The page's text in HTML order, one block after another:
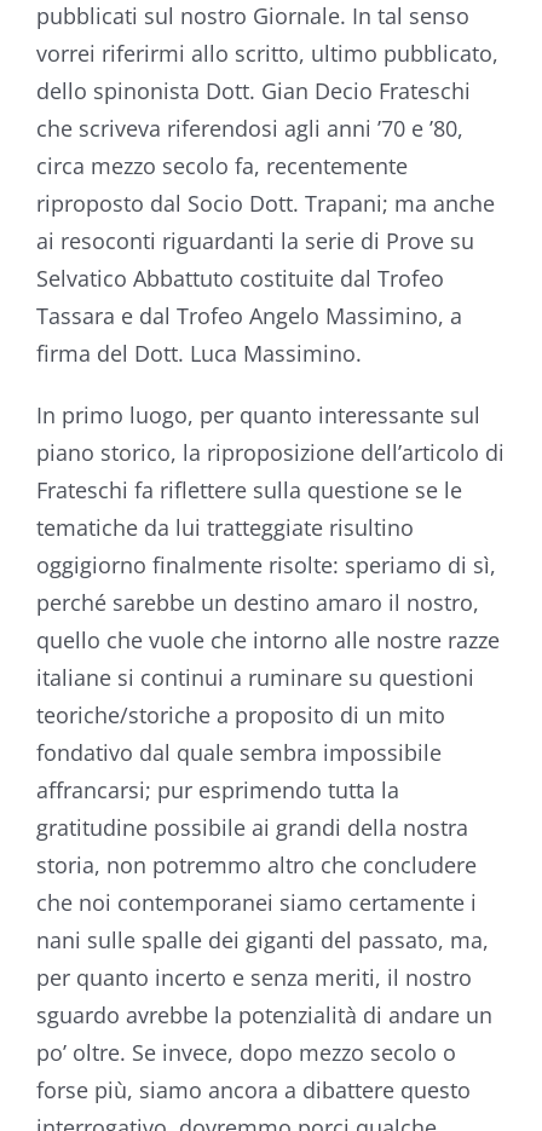
pubblicati sul nostro Giornale. In tal senso
vorrei riferirmi allo scritto, ultimo pubblicato,
dello spinonista Dott. Gian Decio Frateschi
che scriveva riferendosi agli anni ’70 e ’80,
circa mezzo secolo fa, recentemente
riproposto dal Socio Dott. Trapani; ma anche
ai resoconti riguardanti la serie di Prove su
Selvatico Abbattuto costituite dal Trofeo
Tassara e dal Trofeo Angelo Massimino, a
firma del Dott. Luca Massimino.
In primo luogo, per quanto interessante sul
piano storico, la riproposizione dell’articolo di
Frateschi fa riflettere sulla questione se le
tematiche da lui tratteggiate risultino
oggigiorno finalmente risolte: speriamo di sì,
perché sarebbe un destino amaro il nostro,
quello che vuole che intorno alle nostre razze
italiane si continui a ruminare su questioni
teoriche/storiche a proposito di un mito
fondativo dal quale sembra impossibile
affrancarsi; pur esprimendo tutta la
gratitudine possibile ai grandi della nostra
storia, non potremmo altro che concludere
che noi contemporanei siamo certamente i
nani sulle spalle dei giganti del passato, ma,
per quanto incerto e senza meriti, il nostro
sguardo avrebbe la potenzialità di andare un
po’ oltre. Se invece, dopo mezzo secolo o
forse più, siamo ancora a dibattere questo